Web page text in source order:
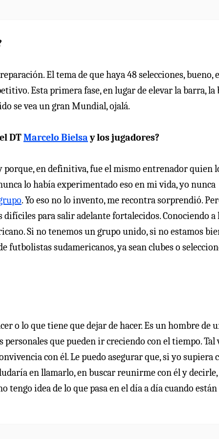
El tema de que haya 48 selecciones, bueno,
Esta primera fase, en lugar de elevar la barra, la
se vea un gran Mundial, ojalá.
DTMarcelo Bielsay los jugadores?
en definitiva, fue el mismo entrenador quien
lo había experimentado eso en mi vida, yo nunca
. Yo eso no lo invento, me recontra sorprendió.
difíciles para salir adelante fortalecidos. Conociendo a
Si no tenemos un grupo unido, si no estamos
futbolistas sudamericanos, ya sean clubes o
o lo que tiene que dejar de hacer. Es un hombre de
que pueden ir creciendo con el tiempo. Tal
con él. Le puedo asegurar que, si yo supiera
en llamarlo, en buscar reunirme con él y decirle,
idea de lo que pasa en el día a día cuando están